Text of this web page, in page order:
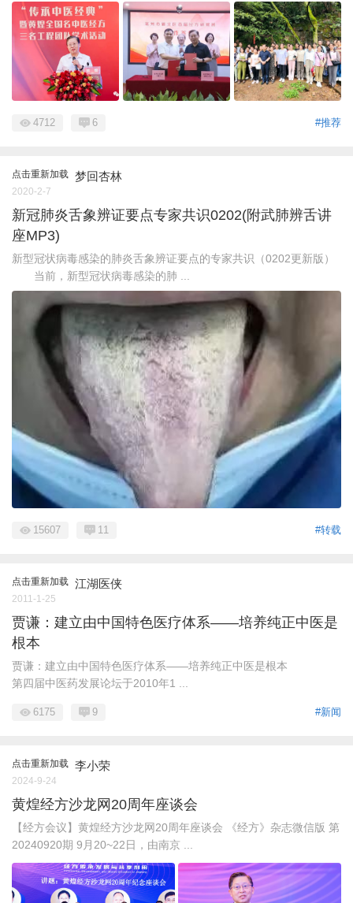
#推荐
4712 6
点击重新加载 梦回杏林
2020-2-7
新冠肺炎舌象辨证要点专家共识0202(附武肺辨舌讲
座MP3)
新型冠状病毒感染的肺炎舌象辨证要点的专家共识（0202更新版）
当前，新型冠状病毒感染的肺 ...
#转载
15607 11
点击重新加载 江湖医侠
2011-1-25
贾谦：建立由中国特色医疗体系——培养纯正中医是
根本
贾谦：建立由中国特色医疗体系——培养纯正中医是根本
第四届中医药发展论坛于2010年1 ...
#新闻
6175 9
点击重新加载 李小荣
2024-9-24
黄煌经方沙龙网20周年座谈会
【经方会议】黄煌经方沙龙网20周年座谈会 《经方》杂志微信版 第
20240920期 9月20~22日，由南京 ...